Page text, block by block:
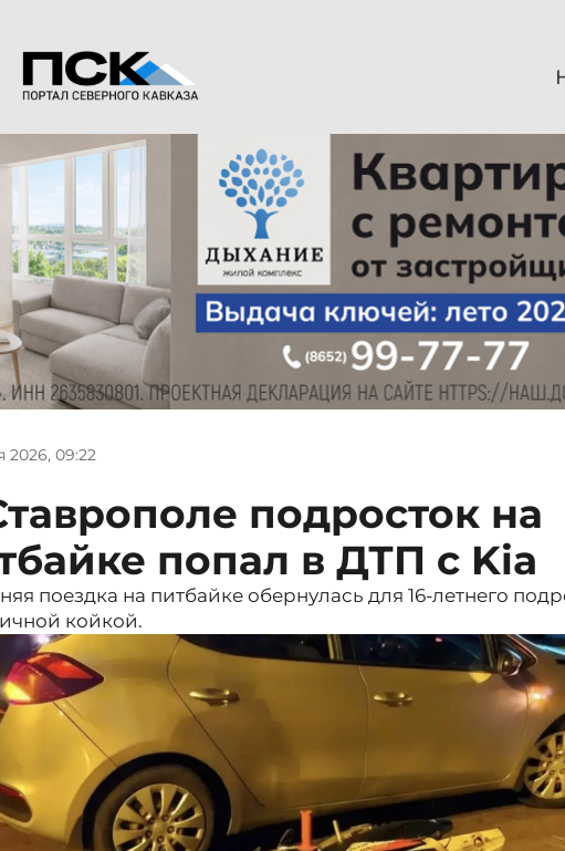
2026, 09:22
подросток на
попал в ДТП с Kia
поездка на питбайке обернулась для 16-летнего
койкой.